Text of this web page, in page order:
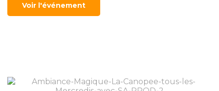
Voir l'événement